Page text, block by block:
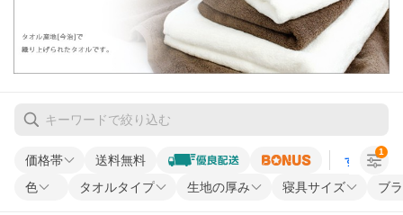
価格帯 送料無料 すべての条
色 タオルタイプ 生地の厚み 寝具サイズ ブ
1